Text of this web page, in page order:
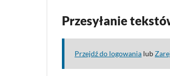
Przesyłanie
Przejdź do logowania lub